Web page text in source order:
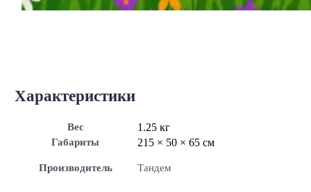
Характеристики
Вес 1.25 кг
Габариты 215 × 50 × 65 см
Производитель Тандем